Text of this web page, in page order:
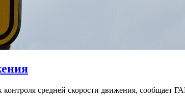
контроля средней скорости движения,